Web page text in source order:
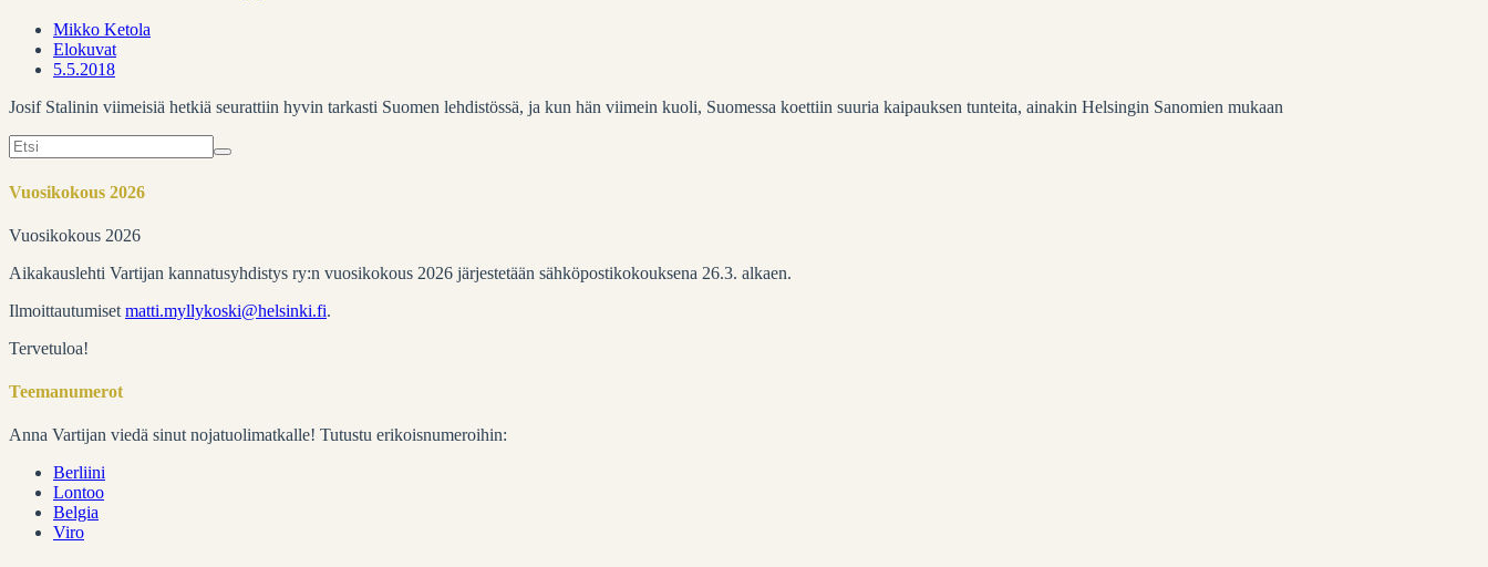
Mikko Ketola
Elokuvat
5.5.2018
Josif Stalinin viimeisiä hetkiä seurattiin hyvin tarkasti Suomen lehdistössä, ja kun hän viimein kuoli, Suomessa koettiin suuria kaipauksen tunteita, ainakin Helsingin Sanomien mukaan
Search
for:
Vuosikokous 2026
Vuosikokous 2026
Aikakauslehti Vartijan kannatusyhdistys ry:n vuosikokous 2026 järjestetään sähköpostikokouksena 26.3. alkaen.
Ilmoittautumiset matti.myllykoski@helsinki.fi.
Tervetuloa!
Teemanumerot
Anna Vartijan viedä sinut nojatuolimatkalle! Tutustu erikoisnumeroihin:
Berliini
Lontoo
Belgia
Viro